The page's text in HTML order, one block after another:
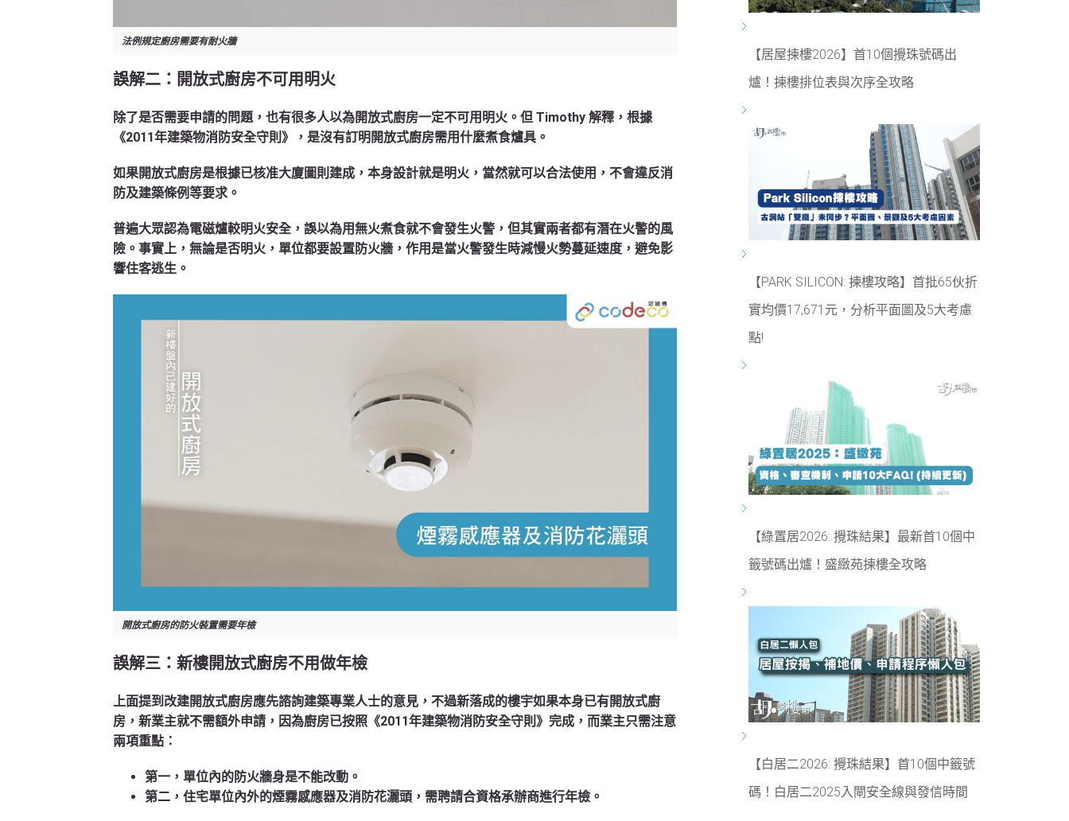
法例規定廚房需要有耐火牆
誤解二：開放式廚房不可用明火
除了是否需要申請的問題，也有很多人以為開放式廚房一定不可用明火。但 Timothy 解釋，根據
《2011年建築物消防安全守則》，是沒有訂明開放式廚房需用什麼煮食爐具。
如果開放式廚房是根據已核准大廈圖則建成，本身設計就是明火，當然就可以合法使用，不會違反消
防及建築條例等要求。
普遍大眾認為電磁爐較明火安全，誤以為用無火煮食就不會發生火警，但其實兩者都有潛在火警的風
險。事實上，無論是否明火，單位都要設置防火牆，作用是當火警發生時減慢火勢蔓延速度，避免影
響住客逃生。
開放式廚房的防火裝置需要年檢
誤解三：新樓開放式廚房不用做年檢
上面提到改建開放式廚房應先諮詢建築專業人士的意見，不過新落成的樓宇如果本身已有開放式廚
房，新業主就不需額外申請，因為廚房已按照《2011年建築物消防安全守則》完成，而業主只需注意
兩項重點：
第一，單位內的防火牆身是不能改動。
第二，住宅單位內外的煙霧感應器及消防花灑頭，需聘請合資格承辦商進行年檢。
【居屋揀樓2026】首10個攪珠號碼出
爐！揀樓排位表與次序全攻略
【PARK SILICON: 揀樓攻略】首批65伙折
實均價17,671元，分析平面圖及5大考慮
點!
【綠置居2026: 攪珠結果】最新首10個中
籤號碼出爐！盛緻苑揀樓全攻略
【白居二2026: 攪珠結果】首10個中籤號
碼！白居二2025入閘安全線與發信時間